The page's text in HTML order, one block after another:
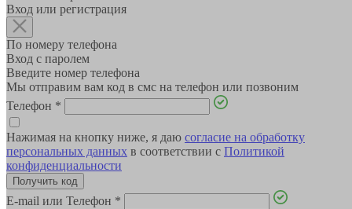
Вход или регистрация
По номеру телефона
Вход с паролем
Введите номер телефона
Мы отправим вам код в смс на телефон или позвоним
Телефон *
Нажимая на кнопку ниже, я даю согласие на обработку
персональных данных в соответствии с Политикой
конфиденциальности
E-mail или Телефон *